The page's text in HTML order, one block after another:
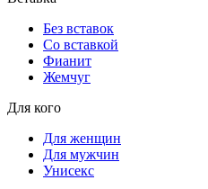
Без вставок
Со вставкой
Фианит
Жемчуг
Для кого
Для женщин
Для мужчин
Унисекс